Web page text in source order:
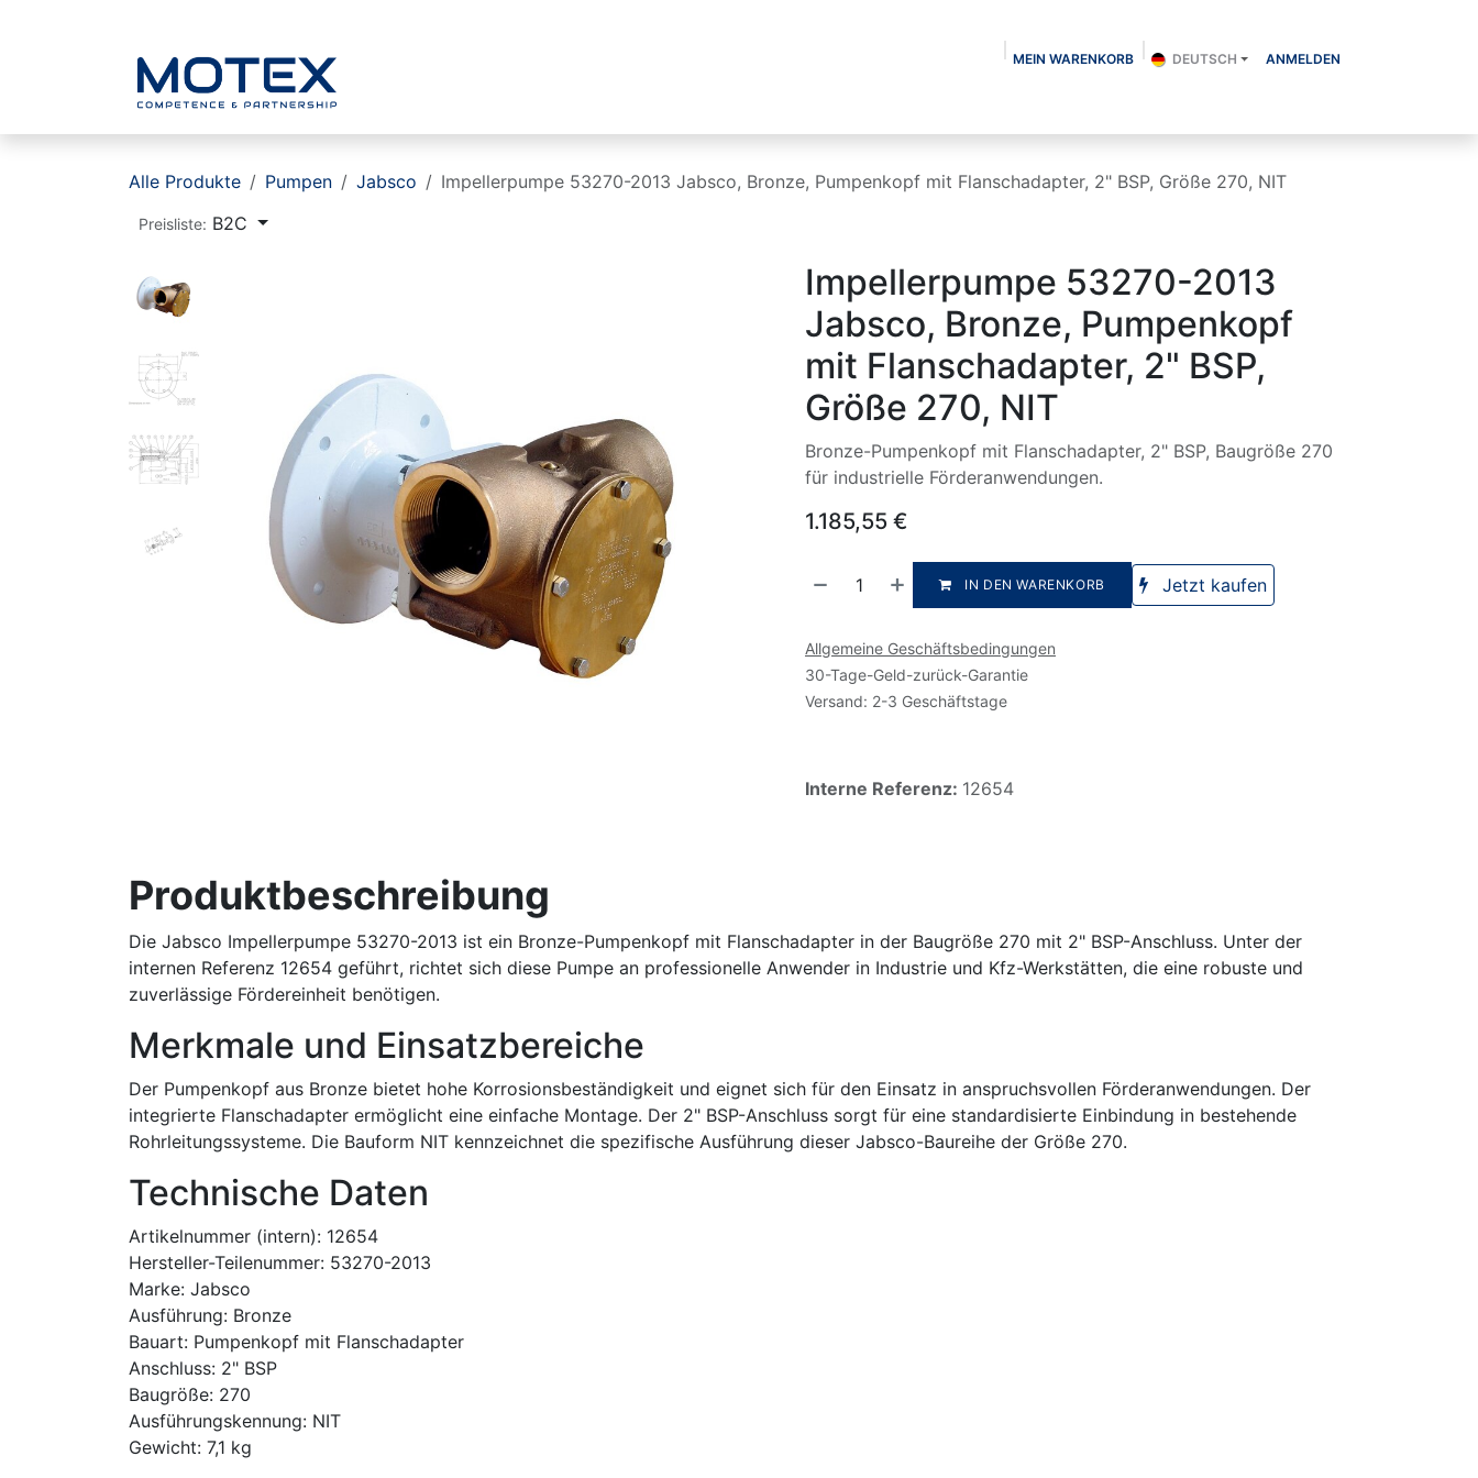
MEIN WARENKORB DEUTSCH ANMELDEN
Alle Produkte Pumpen Jabsco Impellerpumpe 53270-2013 Jabsco, Bronze, Pumpenkopf mit Flanschadapter, 2" BSP, Größe 270, NIT
Preisliste: B2C
Impellerpumpe 53270-2013
Jabsco, Bronze, Pumpenkopf
mit Flanschadapter, 2" BSP,
Größe 270, NIT
Bronze-Pumpenkopf mit Flanschadapter, 2" BSP, Baugröße 270
für industrielle Förderanwendungen.
1.185,55 €
IN DEN WARENKORB Jetzt kaufen
Allgemeine Geschäftsbedingungen
30-Tage-Geld-zurück-Garantie
Versand: 2-3 Geschäftstage
Interne Referenz: 12654
Produktbeschreibung
Die Jabsco Impellerpumpe 53270-2013 ist ein Bronze-Pumpenkopf mit Flanschadapter in der Baugröße 270 mit 2" BSP-Anschluss. Unter der
internen Referenz 12654 geführt, richtet sich diese Pumpe an professionelle Anwender in Industrie und Kfz-Werkstätten, die eine robuste und
zuverlässige Fördereinheit benötigen.
Merkmale und Einsatzbereiche
Der Pumpenkopf aus Bronze bietet hohe Korrosionsbeständigkeit und eignet sich für den Einsatz in anspruchsvollen Förderanwendungen. Der
integrierte Flanschadapter ermöglicht eine einfache Montage. Der 2" BSP-Anschluss sorgt für eine standardisierte Einbindung in bestehende
Rohrleitungssysteme. Die Bauform NIT kennzeichnet die spezifische Ausführung dieser Jabsco-Baureihe der Größe 270.
Technische Daten
Artikelnummer (intern): 12654
Hersteller-Teilenummer: 53270-2013
Marke: Jabsco
Ausführung: Bronze
Bauart: Pumpenkopf mit Flanschadapter
Anschluss: 2" BSP
Baugröße: 270
Ausführungskennung: NIT
Gewicht: 7,1 kg